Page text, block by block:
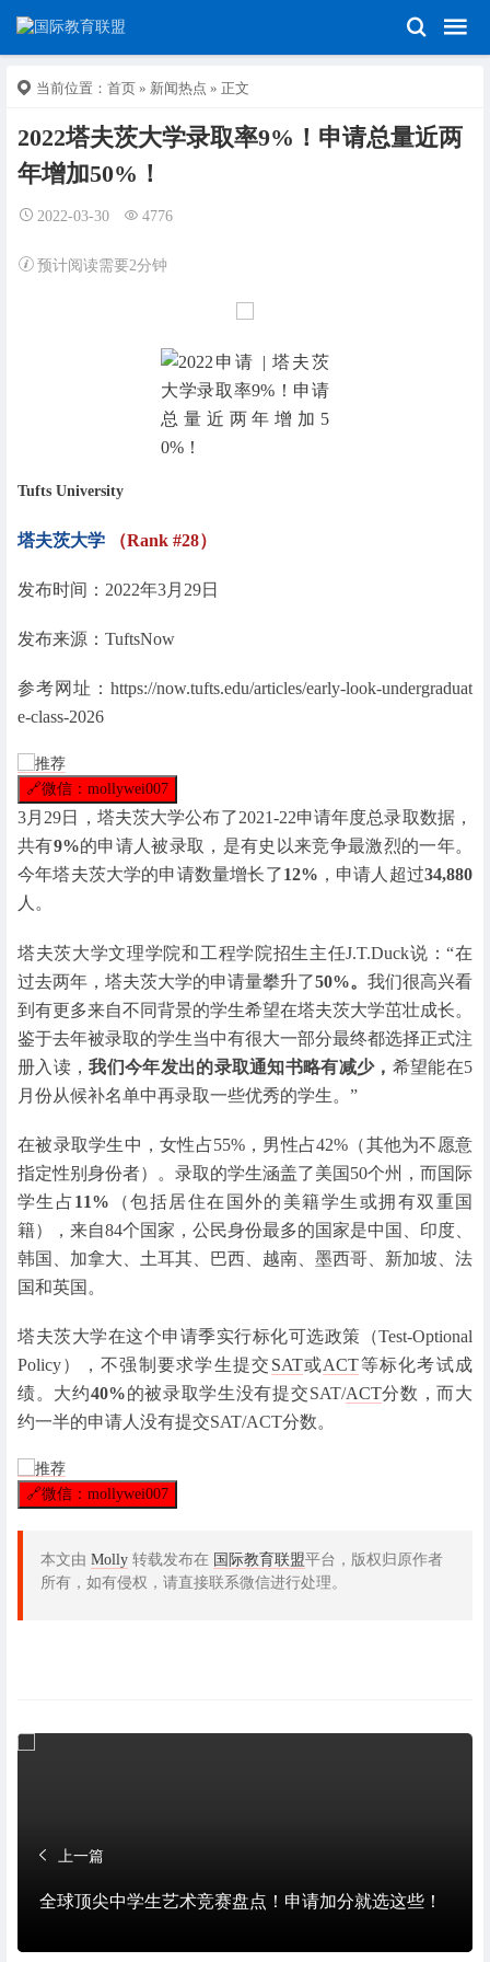
当前位置： 首页 » 新闻热点 » 正文
2022塔夫茨大学录取率9%！申请总量近两
年增加50%！
2022-03-30 4776
预计阅读需要2分钟
Tufts University
塔夫茨大学 （Rank #28）
发布时间：2022年3月29日
发布来源：TuftsNow
参考网址：https://now.tufts.edu/articles/early-look-undergraduat
e-class-2026
🔗微信：mollywei007
3月29日，塔夫茨大学公布了2021-22申请年度总录取数据，
共有9%的申请人被录取，是有史以来竞争最激烈的一年。
今年塔夫茨大学的申请数量增长了12% ，申请人超过34,880
人。
塔夫茨大学文理学院和工程学院招生主任J.T.Duck说：“在
过去两年，塔夫茨大学的申请量攀升了50%。 我们很高兴看
到有更多来自不同背景的学生希望在塔夫茨大学茁壮成长。
鉴于去年被录取的学生当中有很大一部分最终都选择正式注
册入读，我们今年发出的录取通知书略有减少， 希望能在5
月份从候补名单中再录取一些优秀的学生。”
在被录取学生中，女性占55%，男性占42%（其他为不愿意
指定性别身份者）。录取的学生涵盖了美国50个州，而国际
学生占11% （包括居住在国外的美籍学生或拥有双重国
籍），来自84个国家，公民身份最多的国家是中国、印度、
韩国、加拿大、土耳其、巴西、越南、墨西哥、新加坡、法
国和英国。
塔夫茨大学在这个申请季实行标化可选政策（Test-Optional
Policy），不强制要求学生提交 SAT或ACT等标化考试成
绩。大约40%的被录取学生没有提交SAT/ACT分数，而大
约一半的申请人没有提交SAT/ACT分数。
🔗微信：mollywei007
本文由 Molly 转载发布在 国际教育联盟平台，版权归原作者
所有，如有侵权，请直接联系微信进行处理。
上一篇
全球顶尖中学生艺术竞赛盘点！申请加分就选这些！